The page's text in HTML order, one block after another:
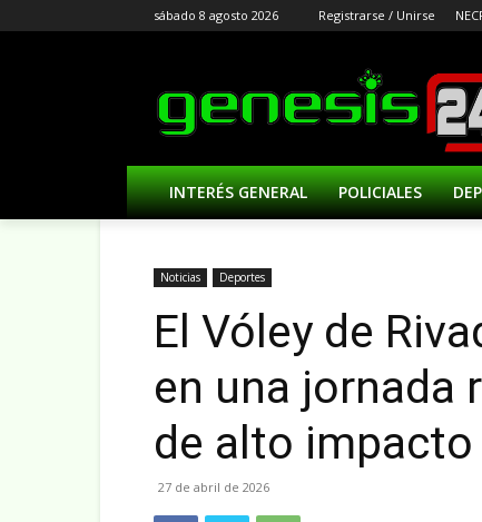
sábado 8 agosto 2026 Registrarse / Unirse
INTERÉS GENERAL POLICIALES
Noticias Deportes
El Vóley de
en una jornada
de alto impacto
27 de abril de 2026